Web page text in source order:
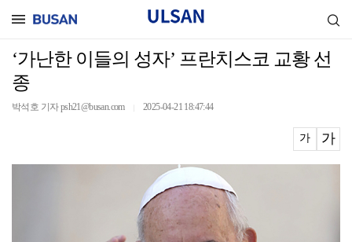
‘가난한 이들의 성자’ 프란치스코 교황 선
종
박석호 기자 psh21@busan.com 2025-04-21 18:47:44
가 가